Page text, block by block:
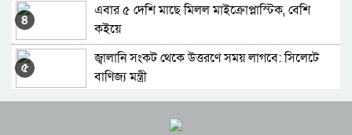
সিলেটে জামায়াতের আমীর হলেন যারা
যৌথ অভিযানে মাদকদ্রব্য, অস্ত্র ও মুদ্রা জব্দ
৪
এবার ৫ দেশি মাছে মিলল মাইক্রোপ্লাস্টিক, বেশি
কইয়ে
৫
জ্বালানি সংকট থেকে উত্তরণে সময় লাগবে: সিলেটে
বাণিজ্য মন্ত্রী
জৈন্তাপুরে জুলাই গণঅভ্যুত্থান দিবস পালিত